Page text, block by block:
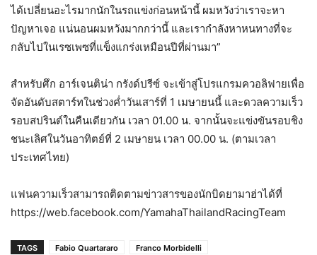
ได้เปลี่ยนอะไรมากนักในรถแข่งก่อนหน้านี้ ผมหวังว่าเราจะหา
ปัญหาเจอ แน่นอนผมหวังมากกว่านี้ และเรากำลังหาหนทางที่จะ
กลับไปในเรซเพซที่แข็งแกร่งเหมือนปีที่ผ่านมา”
สำหรับศึก อาร์เจนติน่า กรังด์ปรีซ์ จะเข้าสู่โปรแกรมควอลิฟายเพื่อ
จัดอันดับสตาร์ทในช่วงค่ำวันเสาร์ที่ 1 เมษายนนี้ และดวลความเร็ว
รอบสปรินต์ในคืนเดียวกัน เวลา 01.00 น. จากนั้นจะแข่งขันรอบชิง
ชนะเลิศในวันอาทิตย์ที่ 2 เมษายน เวลา 00.00 น. (ตามเวลา
ประเทศไทย)
แฟนความเร็วสามารถติดตามข่าวสารของนักบิดยามาฮ่าได้ที่
https://web.facebook.com/YamahaThailandRacingTeam
TAGS Fabio Quartararo
Franco Morbidelli